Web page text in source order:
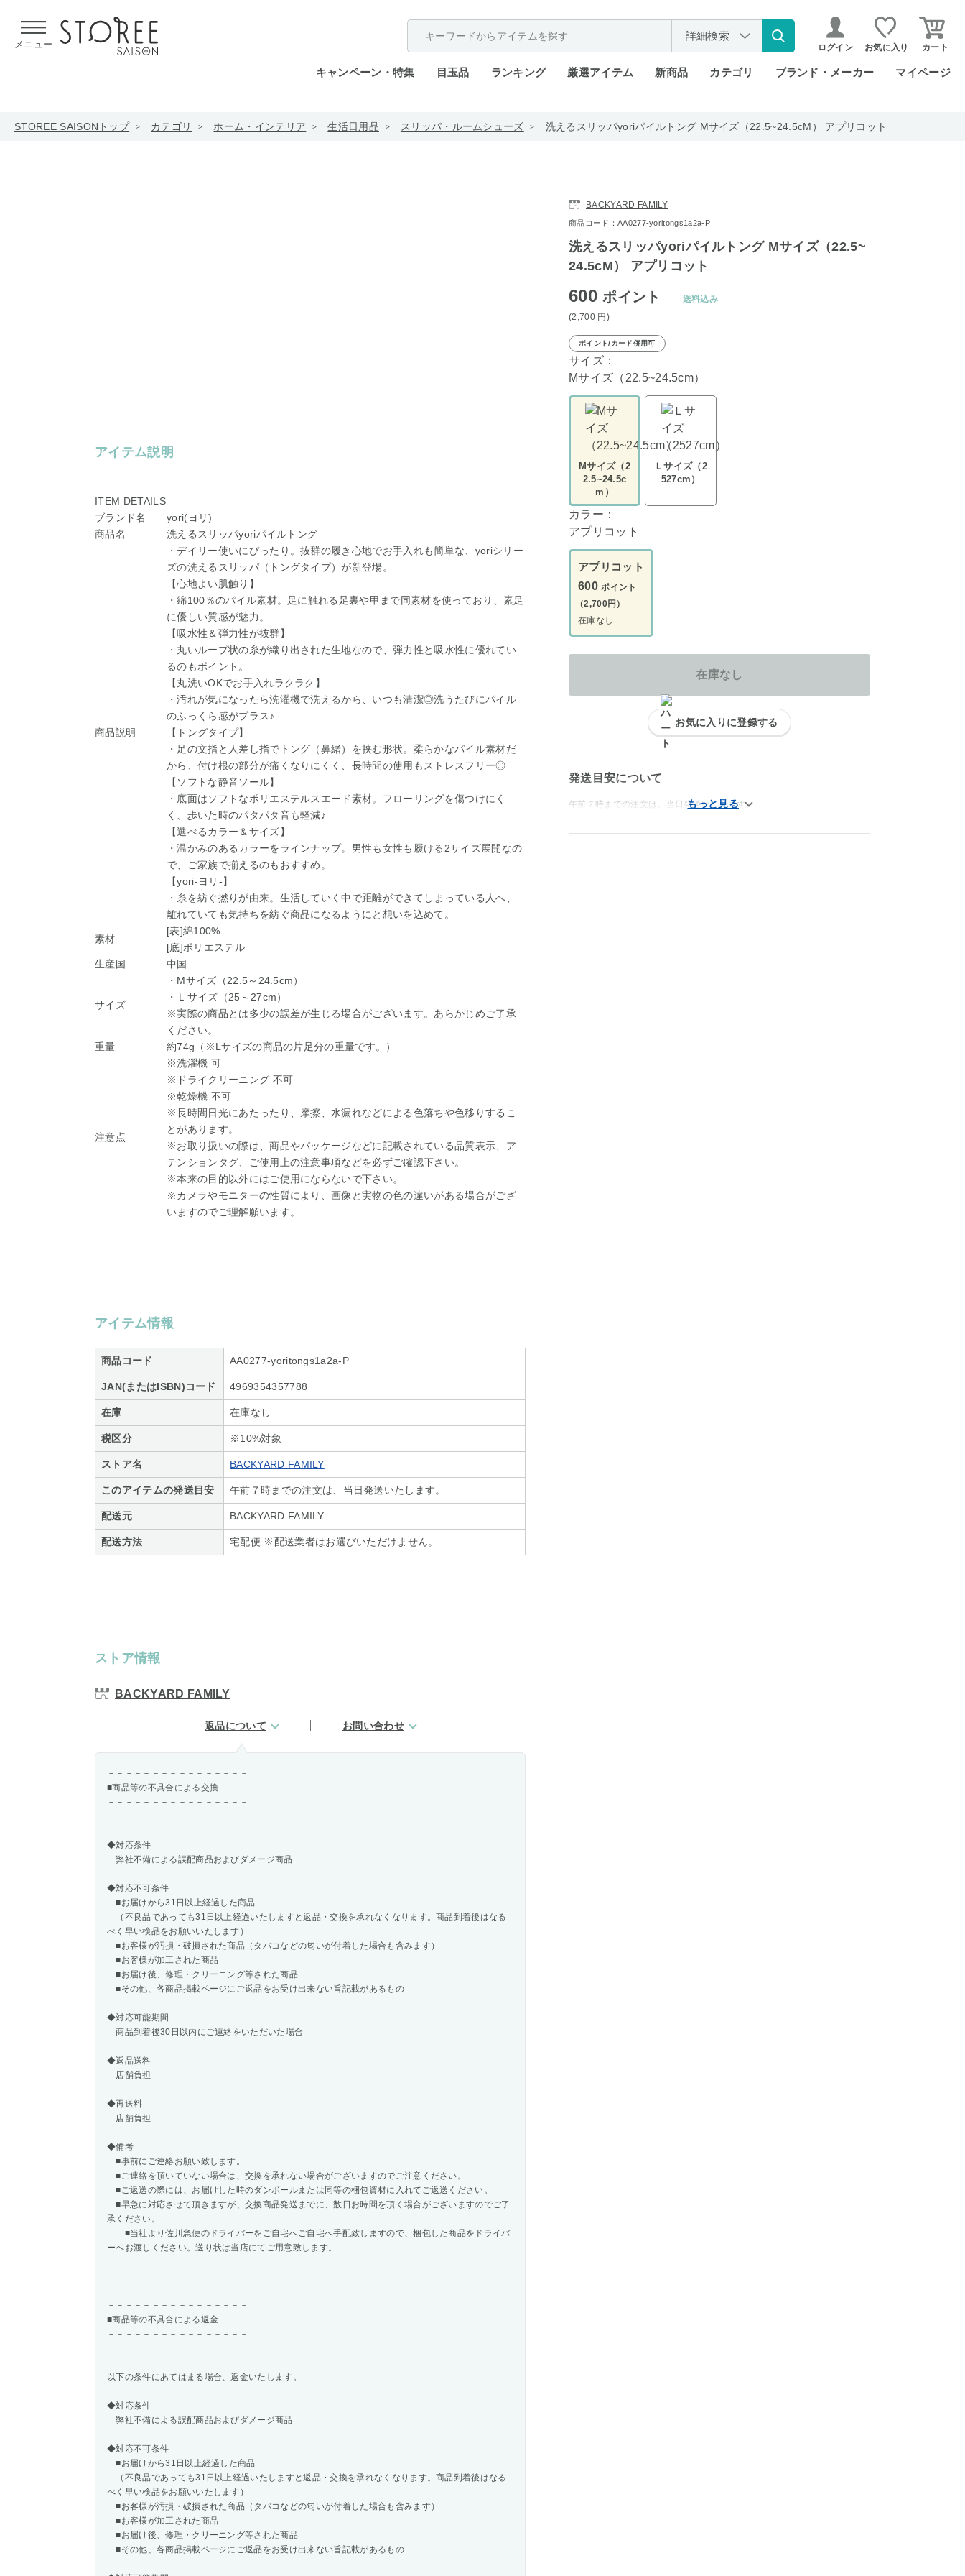
メニュー
詳細検索
ログイン お気に入り カート
キャンペーン・特集 目玉品 ランキング 厳選アイテム 新商品 カテゴリ ブランド・メーカー マイページ
STOREE SAISONトップ カテゴリ ホーム・インテリア 生活日用品 スリッパ・ルームシューズ 洗えるスリッパyoriパイルトング Mサイズ（22.5~24.5cM） アプリコット
アイテム説明
ITEM DETAILS
ブランド名
yori(ヨリ)
商品名
洗えるスリッパyoriパイルトング
商品説明
・デイリー使いにぴったり。抜群の履き心地でお手入れも簡単な、yoriシリー
ズの洗えるスリッパ（トングタイプ）が新登場。
【心地よい肌触り】
・綿100％のパイル素材。足に触れる足裏や甲まで同素材を使っており、素足
に優しい質感が魅力。
【吸水性＆弾力性が抜群】
・丸いループ状の糸が織り出された生地なので、弾力性と吸水性に優れてい
るのもポイント。
【丸洗いOKでお手入れラクラク】
・汚れが気になったら洗濯機で洗えるから、いつも清潔◎洗うたびにパイル
のふっくら感がプラス♪
【トングタイプ】
・足の文指と人差し指でトング（鼻緒）を挟む形状。柔らかなパイル素材だ
から、付け根の部分が痛くなりにくく、長時間の使用もストレスフリー◎
【ソフトな静音ソール】
・底面はソフトなポリエステルスエード素材。フローリングを傷つけにく
く、歩いた時のパタパタ音も軽減♪
【選べるカラー＆サイズ】
・温かみのあるカラーをラインナップ。男性も女性も履ける2サイズ展開なの
で、ご家族で揃えるのもおすすめ。
【yori-ヨリ-】
・糸を紡ぐ撚りが由来。生活していく中で距離ができてしまっている人へ、
離れていても気持ちを紡ぐ商品になるようにと想いを込めて。
素材
[表]綿100%
[底]ポリエステル
生産国
中国
サイズ
・Mサイズ（22.5～24.5cm）
・Ｌサイズ（25～27cm）
※実際の商品とは多少の誤差が生じる場合がございます。あらかじめご了承
ください。
重量
約74g（※Lサイズの商品の片足分の重量です。）
注意点
※洗濯機 可
※ドライクリーニング 不可
※乾燥機 不可
※長時間日光にあたったり、摩擦、水漏れなどによる色落ちや色移りするこ
とがあります。
※お取り扱いの際は、商品やパッケージなどに記載されている品質表示、ア
テンションタグ、ご使用上の注意事項などを必ずご確認下さい。
※本来の目的以外にはご使用にならないで下さい。
※カメラやモニターの性質により、画像と実物の色の違いがある場合がござ
いますのでご理解願います。
アイテム情報
商品コード AA0277-yoritongs1a2a-P
JAN(またはISBN)コード 4969354357788
在庫 在庫なし
税区分 ※10%対象
ストア名 BACKYARD FAMILY
このアイテムの発送目安 午前７時までの注文は、当日発送いたします。
配送元 BACKYARD FAMILY
配送方法 宅配便 ※配送業者はお選びいただけません。
ストア情報
BACKYARD FAMILY
返品について お問い合わせ
－－－－－－－－－－－－－－－－
■商品等の不具合による交換
－－－－－－－－－－－－－－－－
◆対応条件
弊社不備による誤配商品およびダメージ商品
◆対応不可条件
■お届けから31日以上経過した商品
（不良品であっても31日以上経過いたしますと返品・交換を承れなくなります。商品到着後はなる
べく早い検品をお願いいたします）
■お客様が汚損・破損された商品（タバコなどの匂いが付着した場合も含みます）
■お客様が加工された商品
■お届け後、修理・クリーニング等された商品
■その他、各商品掲載ページにご返品をお受け出来ない旨記載があるもの
◆対応可能期間
商品到着後30日以内にご連絡をいただいた場合
◆返品送料
店舗負担
◆再送料
店舗負担
◆備考
■事前にご連絡お願い致します。
■ご連絡を頂いていない場合は、交換を承れない場合がございますのでご注意ください。
■ご返送の際には、お届けした時のダンボールまたは同等の梱包資材に入れてご返送ください。
■早急に対応させて頂きますが、交換商品発送までに、数日お時間を頂く場合がございますのでご了
承ください。
■当社より佐川急便のドライバーをご自宅へご自宅へ手配致しますので、梱包した商品をドライバ
ーへお渡しください。送り状は当店にてご用意致します。
－－－－－－－－－－－－－－－－
■商品等の不具合による返金
－－－－－－－－－－－－－－－－
以下の条件にあてはまる場合、返金いたします。
◆対応条件
弊社不備による誤配商品およびダメージ商品
◆対応不可条件
■お届けから31日以上経過した商品
（不良品であっても31日以上経過いたしますと返品・交換を承れなくなります。商品到着後はなる
べく早い検品をお願いいたします）
■お客様が汚損・破損された商品（タバコなどの匂いが付着した場合も含みます）
■お客様が加工された商品
■お届け後、修理・クリーニング等された商品
■その他、各商品掲載ページにご返品をお受け出来ない旨記載があるもの
BACKYARD FAMILY
商品コード：AA0277-yoritongs1a2a-P
洗えるスリッパyoriパイルトング Mサイズ（22.5~
24.5cM） アプリコット
600ポイント
(2,700 円 )
送料込み
ポイント/カード併用可
サイズ：
Mサイズ（22.5~24.5cm）
Mサイズ（2
2.5~24.5c
m）
Ｌサイズ（2
527cm）
カラー：
アプリコット
アプリコット
600 ポイント
（2,700円）
在庫なし
在庫なし
お気に入りに登録する
発送目安について
午前７時までの注文は、当日発送いたします。